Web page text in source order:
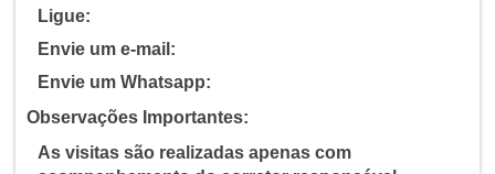
Ligue:
Envie um e-mail:
Envie um Whatsapp:
Observações Importantes:
As visitas são realizadas apenas com